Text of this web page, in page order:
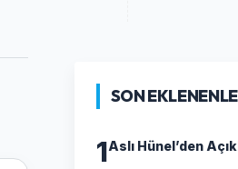
SON
1Aslı Hünel’den